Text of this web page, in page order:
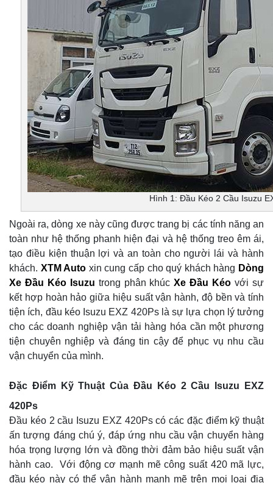
Hình 1: Đầu Kéo 2 Cầu Isuzu
Ngoài ra, dòng xe này cũng được trang bị các tính năng an
toàn như hệ thống phanh hiện đại và hệ thống treo êm ái,
tạo điều kiện thuận lợi và an toàn cho người lái và hành
khách. XTM Auto xin cung cấp cho quý khách hàng Dòng
Xe Đầu Kéo Isuzu trong phân khúcXe Đầu Kéo với sự
kết hợp hoàn hảo giữa hiệu suất vận hành, độ bền và tính
tiện ích, đầu kéo Isuzu EXZ 420Ps là sự lựa chọn lý tưởng
cho các doanh nghiệp vận tải hàng hóa cần một phương
tiện chuyên nghiệp và đáng tin cậy để phục vụ nhu cầu
vận chuyển của mình.
Đặc Điểm Kỹ Thuật Của Đầu Kéo 2 Cầu Isuzu EXZ
420Ps
Đầu kéo 2 cầu Isuzu EXZ 420Ps có các đặc điểm kỹ thuật
ấn tượng đáng chú ý, đáp ứng nhu cầu vận chuyển hàng
hóa trọng lượng lớn và đồng thời đảm bảo hiệu suất vận
hành cao. Với động cơ mạnh mẽ công suất 420 mã lực,
đầu kéo này có thể vận hành mạnh mẽ trên mọi loại địa